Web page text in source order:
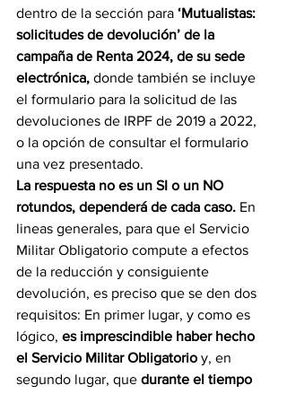
dentro de la sección para ‘Mutualistas:
solicitudes de devolución’ de la
campaña de Renta 2024, de su sede
electrónica, donde también se incluye
el formulario para la solicitud de las
devoluciones de IRPF de 2019 a 2022,
o la opción de consultar el formulario
una vez presentado.
La respuesta no es un SI o un NO
rotundos, dependerá de cada caso. En
lineas generales, para que el Servicio
Militar Obligatorio compute a efectos
de la reducción y consiguiente
devolución, es preciso que se den dos
requisitos: En primer lugar, y como es
lógico, es imprescindible haber hecho
el Servicio Militar Obligatorio y, en
segundo lugar, que durante el tiempo